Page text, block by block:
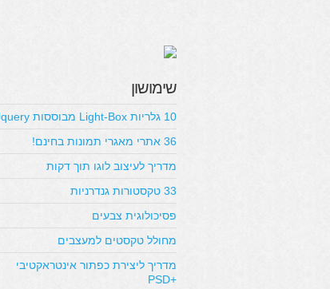
שימושון
10 גלריות Light-Box מבוססות Jquery
36 אתרי מאגרי תמונות בחינם!
מדריך לעיצוב לוגו תוך דקות
33 טקסטורות גנדרניות
פסיכולוגית צבעים
מחולל טקסטים למעצבים
מדריך ליצירת כפתור אינטראקטיבי
+PSD